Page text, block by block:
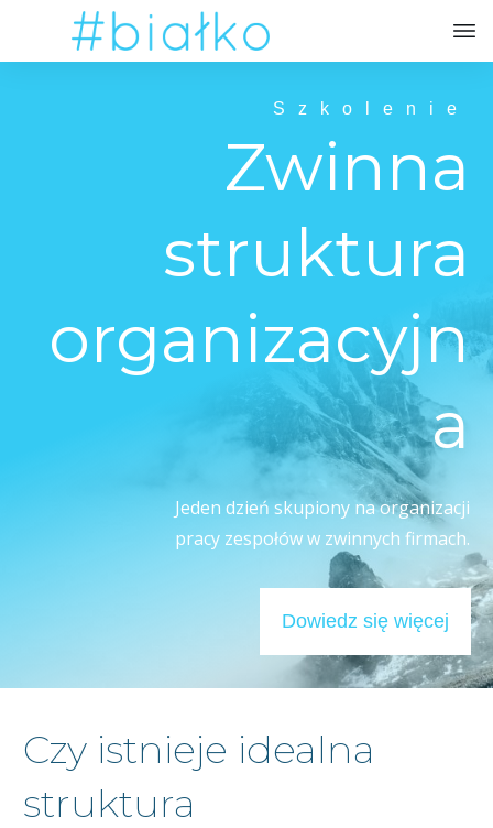
Szkolenie
Zwinna
struktura
organizacyjn
a
Jeden dzień skupiony na organizacji
pracy zespołów w zwinnych firmach.
Dowiedz się więcej
Czy istnieje idealna
struktura